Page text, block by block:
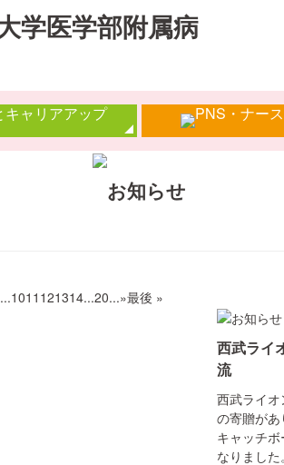
...1011 121314...20...»最後 »
西武ライ
流
西武ライ
の寄贈があ
キャッチ
なりまし